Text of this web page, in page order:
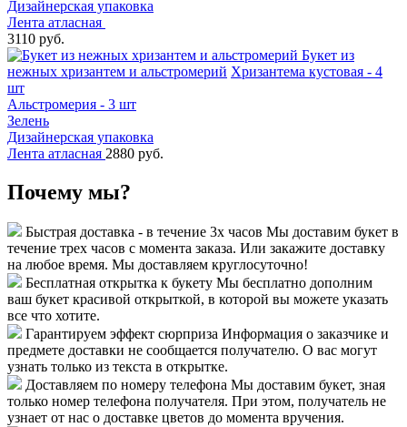
Дизайнерская упаковка
Лента атласная
3110 руб.
Букет из
нежных хризантем и альстромерий Хризантема кустовая - 4
шт
Альстромерия - 3 шт
Зелень
Дизайнерская упаковка
Лента атласная 2880 руб.
Почему мы?
Быстрая доставка - в течение 3х часов Мы доставим букет в
течение трех часов с момента заказа. Или закажите доставку
на любое время. Мы доставляем круглосуточно!
Бесплатная открытка к букету Мы бесплатно дополним
ваш букет красивой открыткой, в которой вы можете указать
все что хотите.
Гарантируем эффект сюрприза Информация о заказчике и
предмете доставки не сообщается получателю. О вас могут
узнать только из текста в открытке.
Доставляем по номеру телефона Мы доставим букет, зная
только номер телефона получателя. При этом, получатель не
узнает от нас о доставке цветов до момента вручения.